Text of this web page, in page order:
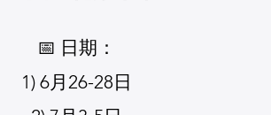
📅 日期：
1) 6月26-28日